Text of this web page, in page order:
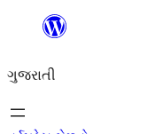
કંટેન્ટ(લખાણ)
જાઓ
ગુજરાતી